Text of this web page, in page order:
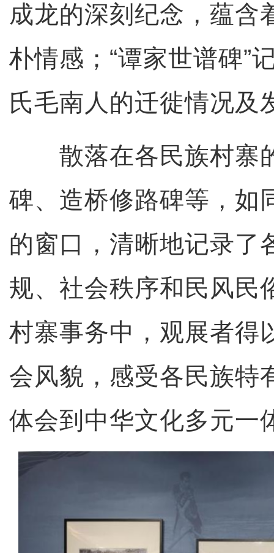
成龙的深刻纪念，蕴含
朴情感；“谭家世谱碑”
氏毛南人的迁徙情况及
散落在各民族村寨
碑、造桥修路碑等，如
的窗口，清晰地记录了
规、社会秩序和民风民
村寨事务中，观展者得
会风貌，感受各民族特
体会到中华文化多元一